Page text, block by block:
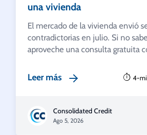
una vivienda
El mercado de la vivienda envió
contradictorias en julio. Si no
aproveche una consulta gratuita
Leer más 4-
Consolidated Credit
Ago 5, 2026